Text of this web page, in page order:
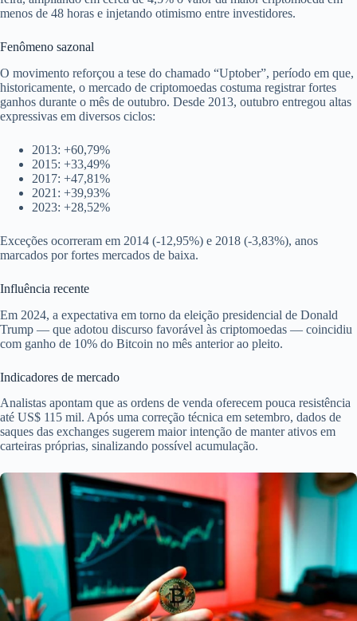
menos de 48 horas e injetando otimismo entre investidores.
Fenômeno sazonal
O movimento reforçou a tese do chamado “Uptober”, período em que,
historicamente, o mercado de criptomoedas costuma registrar fortes
ganhos durante o mês de outubro. Desde 2013, outubro entregou altas
expressivas em diversos ciclos:
2013: +60,79%
2015: +33,49%
2017: +47,81%
2021: +39,93%
2023: +28,52%
Exceções ocorreram em 2014 (-12,95%) e 2018 (-3,83%), anos
marcados por fortes mercados de baixa.
Influência recente
Em 2024, a expectativa em torno da eleição presidencial de Donald
Trump — que adotou discurso favorável às criptomoedas — coincidiu
com ganho de 10% do Bitcoin no mês anterior ao pleito.
Indicadores de mercado
Analistas apontam que as ordens de venda oferecem pouca resistência
até US$ 115 mil. Após uma correção técnica em setembro, dados de
saques das exchanges sugerem maior intenção de manter ativos em
carteiras próprias, sinalizando possível acumulação.